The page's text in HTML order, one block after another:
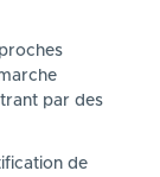
par des
de